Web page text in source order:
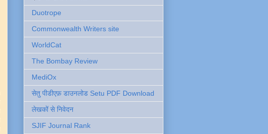
Duotrope
Commonwealth Writers site
WorldCat
The Bombay Review
MediOx
सेतु पीडीएफ़ डाउनलोड Setu PDF Download
लेखकों से निवेदन
SJIF Journal Rank